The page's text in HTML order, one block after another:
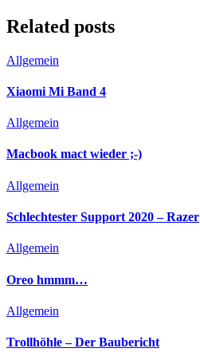
Related posts
Allgemein
Xiaomi Mi Band 4
Allgemein
Macbook mact wieder ;-)
Allgemein
Schlechtester Support 2020 – Razer
Allgemein
Oreo hmmm…
Allgemein
Trollhöhle – Der Baubericht